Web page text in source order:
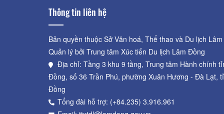
Thông tin liên hệ
Bản quyền thuộc Sở Văn hoá, Thể thao và Du lịch
Quản lý bởi Trung tâm Xúc tiến Du lịch Lâm Đồng
Địa chỉ: Tầng 3 khu 9 tầng, Trung tâm Hành chính
Đồng, số 36 Trần Phú, phường Xuân Hương - Đà Lạt,
Đồng
Tổng đài hỗ trợ: (+84.235) 3.916.961